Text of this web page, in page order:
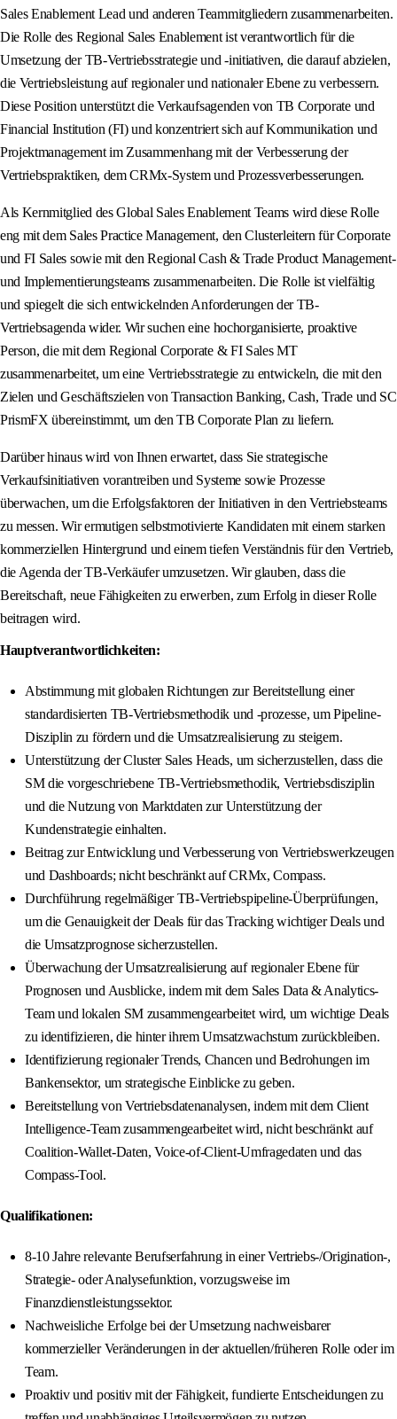
Sales Enablement Lead und anderen Teammitgliedern zusammenarbeiten.
Die Rolle des Regional Sales Enablement ist verantwortlich für die
Umsetzung der TB-Vertriebsstrategie und -initiativen, die darauf abzielen,
die Vertriebsleistung auf regionaler und nationaler Ebene zu verbessern.
Diese Position unterstützt die Verkaufsagenden von TB Corporate und
Financial Institution (FI) und konzentriert sich auf Kommunikation und
Projektmanagement im Zusammenhang mit der Verbesserung der
Vertriebspraktiken, dem CRMx-System und Prozessverbesserungen.
Als Kernmitglied des Global Sales Enablement Teams wird diese Rolle
eng mit dem Sales Practice Management, den Clusterleitern für Corporate
und FI Sales sowie mit den Regional Cash & Trade Product Management-
und Implementierungsteams zusammenarbeiten. Die Rolle ist vielfältig
und spiegelt die sich entwickelnden Anforderungen der TB-
Vertriebsagenda wider. Wir suchen eine hochorganisierte, proaktive
Person, die mit dem Regional Corporate & FI Sales MT
zusammenarbeitet, um eine Vertriebsstrategie zu entwickeln, die mit den
Zielen und Geschäftszielen von Transaction Banking, Cash, Trade und SC
PrismFX übereinstimmt, um den TB Corporate Plan zu liefern.
Darüber hinaus wird von Ihnen erwartet, dass Sie strategische
Verkaufsinitiativen vorantreiben und Systeme sowie Prozesse
überwachen, um die Erfolgsfaktoren der Initiativen in den Vertriebsteams
zu messen. Wir ermutigen selbstmotivierte Kandidaten mit einem starken
kommerziellen Hintergrund und einem tiefen Verständnis für den Vertrieb,
die Agenda der TB-Verkäufer umzusetzen. Wir glauben, dass die
Bereitschaft, neue Fähigkeiten zu erwerben, zum Erfolg in dieser Rolle
beitragen wird.
Hauptverantwortlichkeiten:
Abstimmung mit globalen Richtungen zur Bereitstellung einer
standardisierten TB-Vertriebsmethodik und -prozesse, um Pipeline-
Disziplin zu fördern und die Umsatzrealisierung zu steigern.
Unterstützung der Cluster Sales Heads, um sicherzustellen, dass die
SM die vorgeschriebene TB-Vertriebsmethodik, Vertriebsdisziplin
und die Nutzung von Marktdaten zur Unterstützung der
Kundenstrategie einhalten.
Beitrag zur Entwicklung und Verbesserung von Vertriebswerkzeugen
und Dashboards; nicht beschränkt auf CRMx, Compass.
Durchführung regelmäßiger TB-Vertriebspipeline-Überprüfungen,
um die Genauigkeit der Deals für das Tracking wichtiger Deals und
die Umsatzprognose sicherzustellen.
Überwachung der Umsatzrealisierung auf regionaler Ebene für
Prognosen und Ausblicke, indem mit dem Sales Data & Analytics-
Team und lokalen SM zusammengearbeitet wird, um wichtige Deals
zu identifizieren, die hinter ihrem Umsatzwachstum zurückbleiben.
Identifizierung regionaler Trends, Chancen und Bedrohungen im
Bankensektor, um strategische Einblicke zu geben.
Bereitstellung von Vertriebsdatenanalysen, indem mit dem Client
Intelligence-Team zusammengearbeitet wird, nicht beschränkt auf
Coalition-Wallet-Daten, Voice-of-Client-Umfragedaten und das
Compass-Tool.
Qualifikationen:
8-10 Jahre relevante Berufserfahrung in einer Vertriebs-/Origination-,
Strategie- oder Analysefunktion, vorzugsweise im
Finanzdienstleistungssektor.
Nachweisliche Erfolge bei der Umsetzung nachweisbarer
kommerzieller Veränderungen in der aktuellen/früheren Rolle oder im
Team.
Proaktiv und positiv mit der Fähigkeit, fundierte Entscheidungen zu